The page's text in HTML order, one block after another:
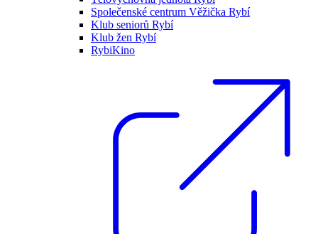
Společenské centrum Věžička Rybí
Klub seniorů Rybí
Klub žen Rybí
RybiKino